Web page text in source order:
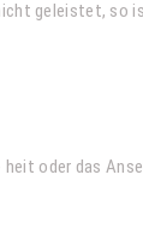
geleistet,
oder das